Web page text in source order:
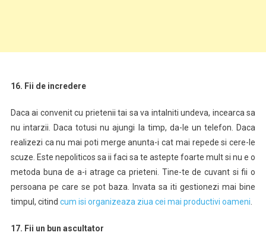
16. Fii de incredere
Daca ai convenit cu prietenii tai sa va intalniti undeva, incearca sa
nu intarzii. Daca totusi nu ajungi la timp, da-le un telefon. Daca
realizezi ca nu mai poti merge anunta-i cat mai repede si cere-le
scuze. Este nepoliticos sa ii faci sa te astepte foarte mult si nu e o
metoda buna de a-i atrage ca prieteni. Tine-te de cuvant si fii o
persoana pe care se pot baza. Invata sa iti gestionezi mai bine
timpul, citind cum isi organizeaza ziua cei mai productivi oameni
17. Fii un bun ascultator